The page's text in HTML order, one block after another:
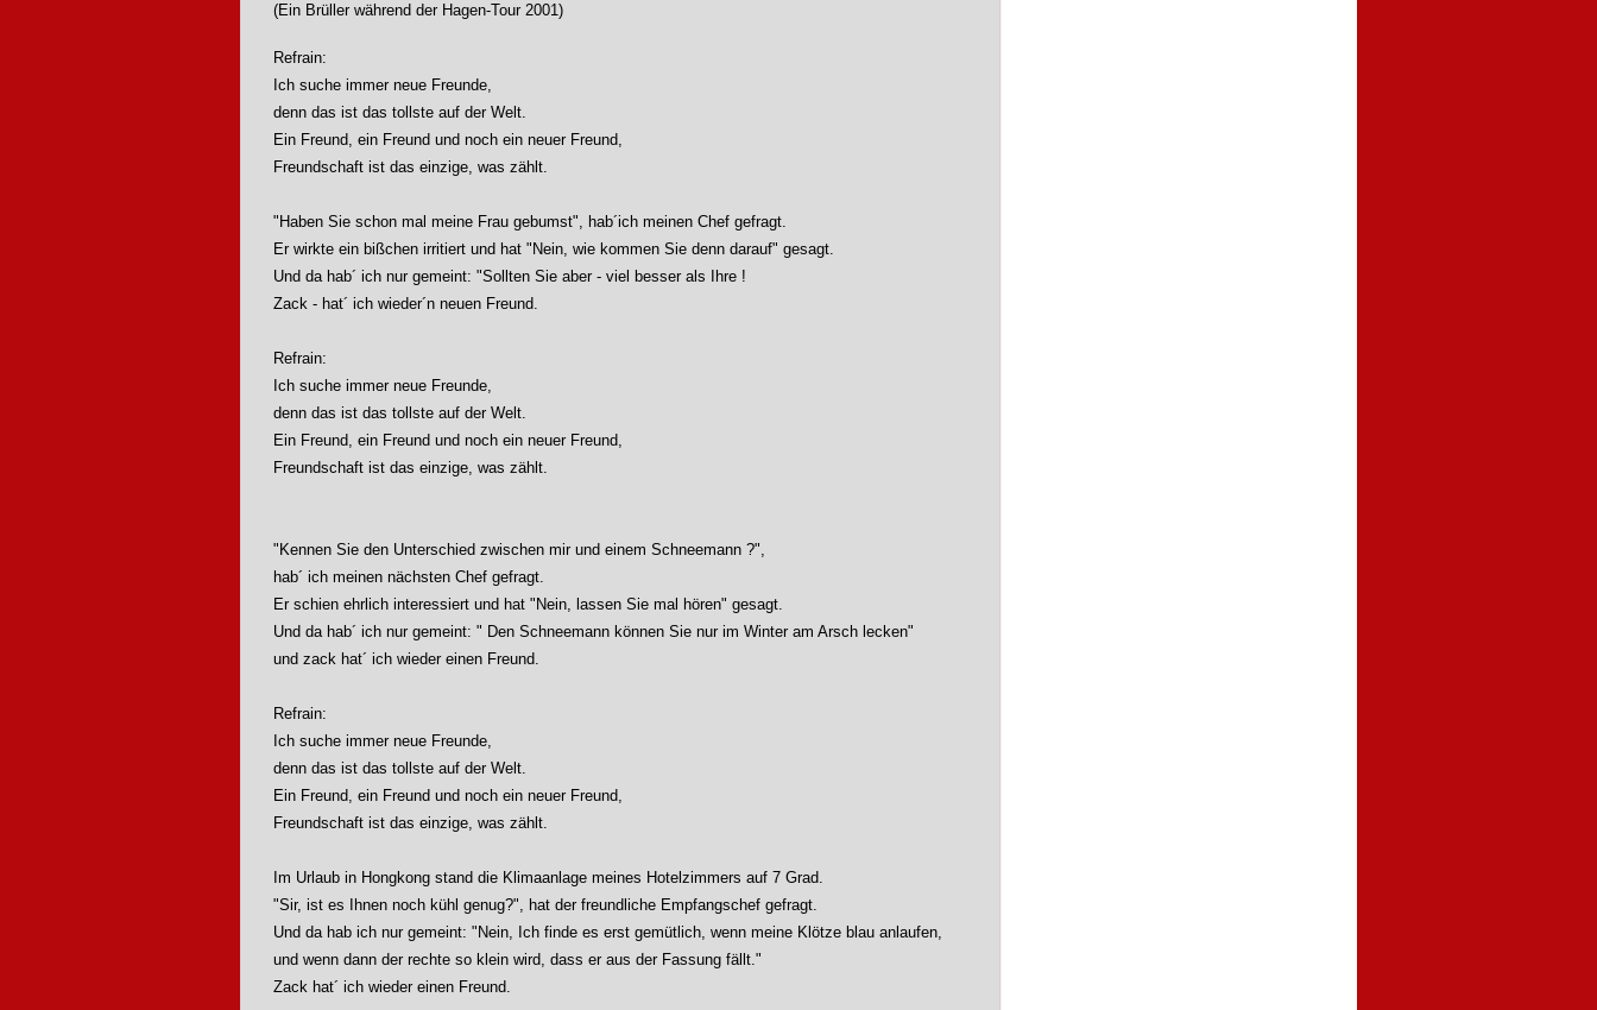
(Ein Brüller während der Hagen-Tour 2001)
Refrain:
Ich suche immer neue Freunde,
denn das ist das tollste auf der Welt.
Ein Freund, ein Freund und noch ein neuer Freund,
Freundschaft ist das einzige, was zählt.
"Haben Sie schon mal meine Frau gebumst", hab´ich meinen Chef gefragt.
Er wirkte ein bißchen irritiert und hat "Nein, wie kommen Sie denn darauf" gesagt.
Und da hab´ ich nur gemeint: "Sollten Sie aber - viel besser als Ihre !
Zack - hat´ ich wieder´n neuen Freund.
Refrain:
Ich suche immer neue Freunde,
denn das ist das tollste auf der Welt.
Ein Freund, ein Freund und noch ein neuer Freund,
Freundschaft ist das einzige, was zählt.
"Kennen Sie den Unterschied zwischen mir und einem Schneemann ?",
hab´ ich meinen nächsten Chef gefragt.
Er schien ehrlich interessiert und hat "Nein, lassen Sie mal hören" gesagt.
Und da hab´ ich nur gemeint: " Den Schneemann können Sie nur im Winter am Arsch lecken"
und zack hat´ ich wieder einen Freund.
Refrain:
Ich suche immer neue Freunde,
denn das ist das tollste auf der Welt.
Ein Freund, ein Freund und noch ein neuer Freund,
Freundschaft ist das einzige, was zählt.
Im Urlaub in Hongkong stand die Klimaanlage meines Hotelzimmers auf 7 Grad.
"Sir, ist es Ihnen noch kühl genug?", hat der freundliche Empfangschef gefragt.
Und da hab ich nur gemeint: "Nein, Ich finde es erst gemütlich, wenn meine Klötze blau anlaufen,
und wenn dann der rechte so klein wird, dass er aus der Fassung fällt."
Zack hat´ ich wieder einen Freund.